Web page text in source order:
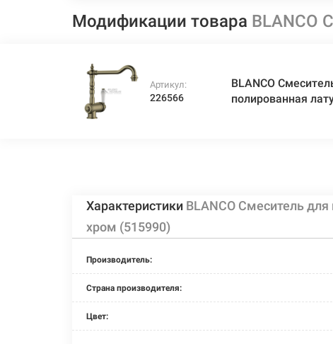
Модификации товара BLANCO
Артикул:
226566
BLANCO
полированная
Характеристики BLANCO Смеситель
хром (515990)
Производитель:
Страна производителя:
Цвет: